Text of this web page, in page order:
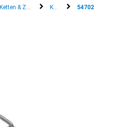
Ketten & Zubehör Kette 54702